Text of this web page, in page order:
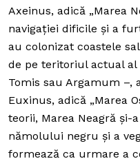
Axeinus, adică „Marea
navigației dificile și a
au colonizat coastele
de pe teritoriul actual al
Tomis sau Argamum –,
Euxinus, adică „Marea
teorii, Marea Neagră
nămolului negru și a
formează ca urmare a